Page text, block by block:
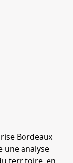
Bordeaux
une analyse
territoire, en